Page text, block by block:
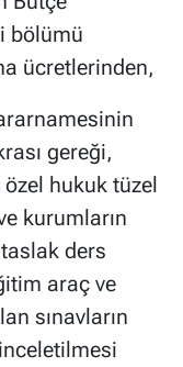
bölümü
ücretlerinden,
gereği,
özel hukuk tüzel
kurumların
ders
araç ve
sınavların
inceletilmesi